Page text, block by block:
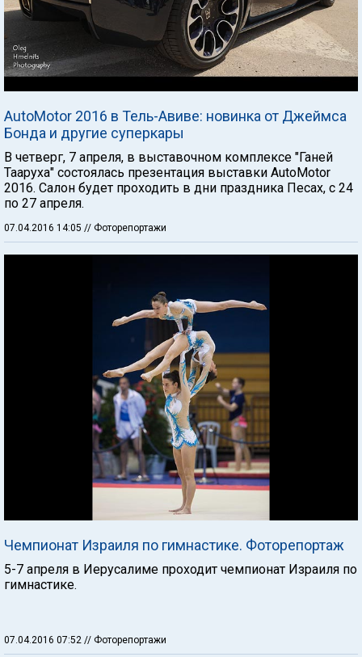
AutoMotor 2016 в Тель-Авиве: новинка от Джеймса
Бонда и другие суперкары
В четверг, 7 апреля, в выставочном комплексе "Ганей
Тааруха" состоялась презентация выставки AutoMotor
2016. Салон будет проходить в дни праздника Песах, с 24
по 27 апреля.
07.04.2016 14:05 // Фоторепортажи
Чемпионат Израиля по гимнастике. Фоторепортаж
5-7 апреля в Иерусалиме проходит чемпионат Израиля по
гимнастике.
07.04.2016 07:52 // Фоторепортажи